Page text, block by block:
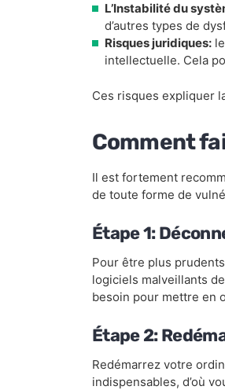
L’Instabilité du
d’autres types de
Risques juridiques:
intellectuelle. Cela
Ces risques expliquer
Comment
Il est fortement
de toute forme de
Étape 1:
Pour être plus
logiciels malveillants
besoin pour mettre en
Étape 2:
Redémarrez votre
indispensables, d’où